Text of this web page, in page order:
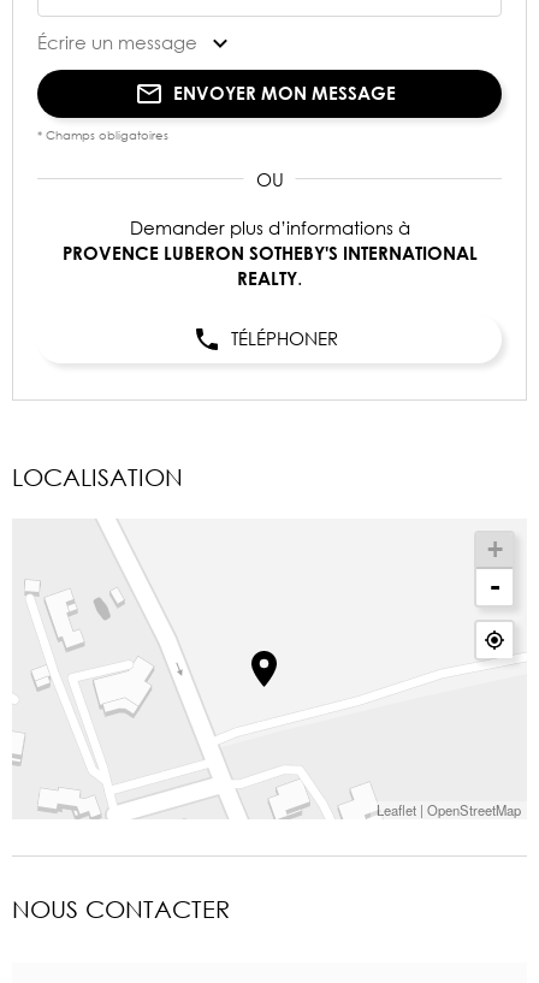
Écrire un message
ENVOYER MON MESSAGE
* Champs obligatoires
Demander plus d’informations à
PROVENCE LUBERON SOTHEBY'S INTERNATIONAL
REALTY.
TÉLÉPHONER
LOCALISATION
+
-
Leaflet | OpenStreetMap
NOUS CONTACTER